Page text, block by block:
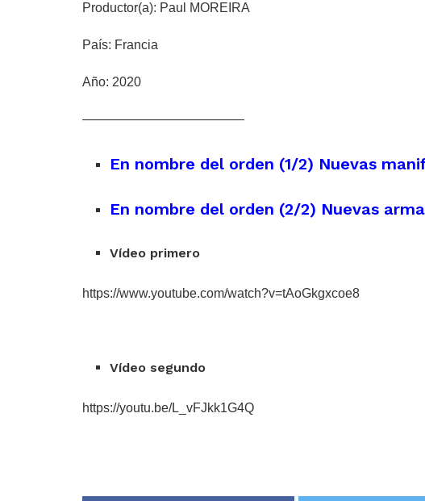
Productor(a): Paul MOREIRA
País: Francia
Año: 2020
————————————–
En nombre del orden (1/2) Nuevas
En nombre del orden (2/2) Nuevas
Vídeo primero
https://www.youtube.com/watch?v=tAoGkgxcoe8
Vídeo segundo
https://youtu.be/L_vFJkk1G4Q